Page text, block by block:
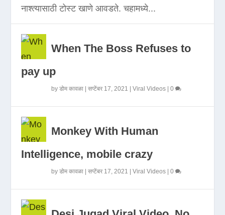
नाश्त्यासाठी टोस्ट खाणे आवडते. चहामध्ये...
When The Boss Refuses to
pay up
byडोम कावळा |सप्टेंबर 17, 2021 |Viral Videos |0
Monkey With Human
Intelligence, mobile crazy
byडोम कावळा |सप्टेंबर 17, 2021 |Viral Videos |0